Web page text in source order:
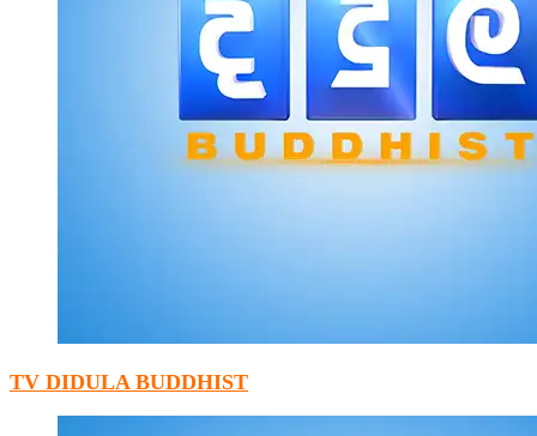
TV DIDULA BUDDHIST